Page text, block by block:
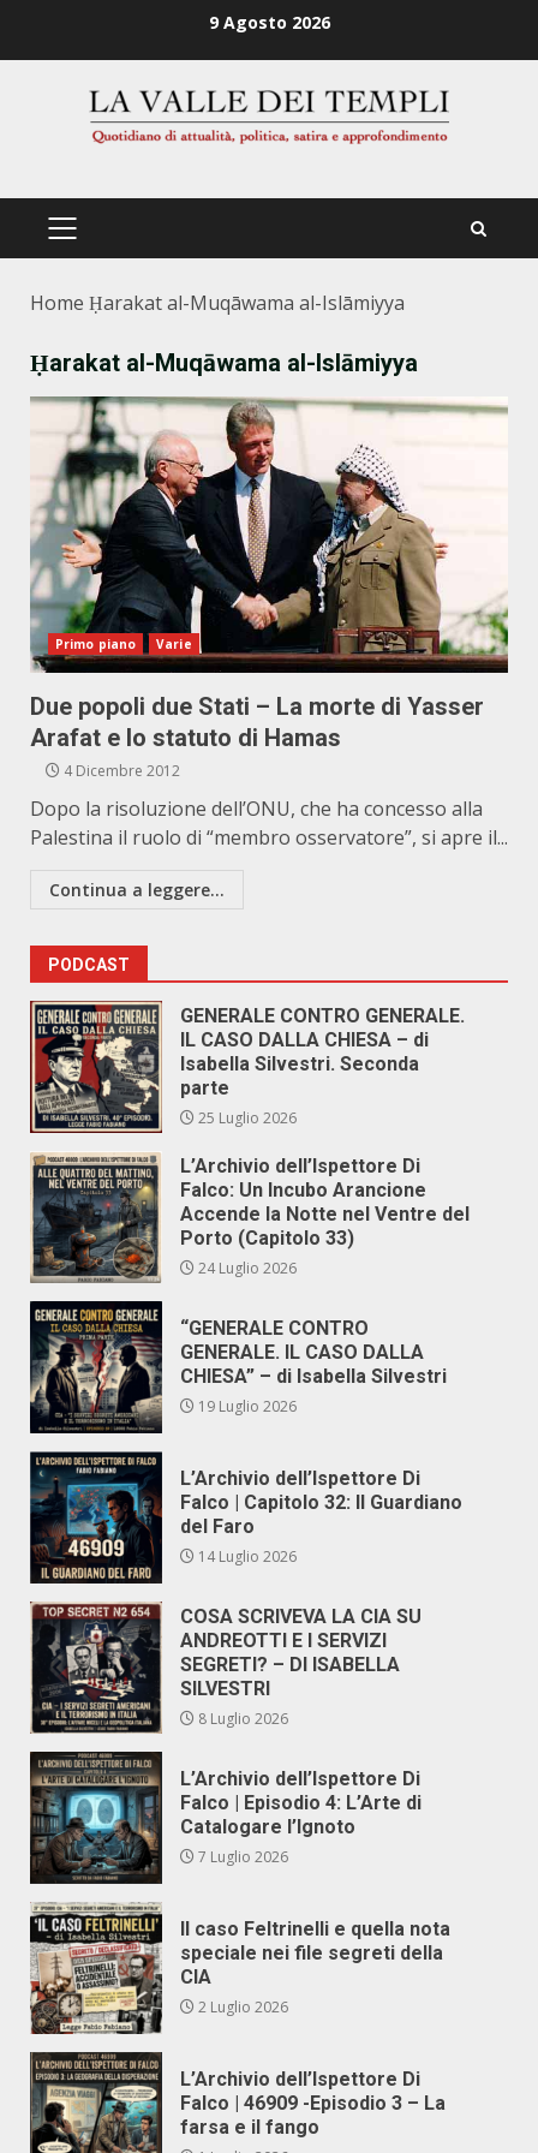
9 Agosto 2026
PRIMÄRES
Home Ḥarakat al-Muqāwama al-Islāmiyya
Ḥarakat al-Muqāwama al-Islāmiyya
Primo piano Varie
Due popoli due Stati – La morte di Yasser
Arafat e lo statuto di Hamas
4 Dicembre 2012
Dopo la risoluzione dell’ONU, che ha concesso alla
Palestina il ruolo di “membro osservatore”, si apre il...
Continua a leggere...
PODCAST
GENERALE CONTRO GENERALE.
IL CASO DALLA CHIESA – di
Isabella Silvestri. Seconda
parte
25 Luglio 2026
L’Archivio dell’Ispettore Di
Falco: Un Incubo Arancione
Accende la Notte nel Ventre del
Porto (Capitolo 33)
24 Luglio 2026
“GENERALE CONTRO
GENERALE. IL CASO DALLA
CHIESA” – di Isabella Silvestri
19 Luglio 2026
L’Archivio dell’Ispettore Di
Falco | Capitolo 32: Il Guardiano
del Faro
14 Luglio 2026
COSA SCRIVEVA LA CIA SU
ANDREOTTI E I SERVIZI
SEGRETI? – DI ISABELLA
SILVESTRI
8 Luglio 2026
L’Archivio dell’Ispettore Di
Falco | Episodio 4: L’Arte di
Catalogare l’Ignoto
7 Luglio 2026
Il caso Feltrinelli e quella nota
speciale nei file segreti della
CIA
2 Luglio 2026
L’Archivio dell’Ispettore Di
Falco | 46909 -Episodio 3 – La
farsa e il fango